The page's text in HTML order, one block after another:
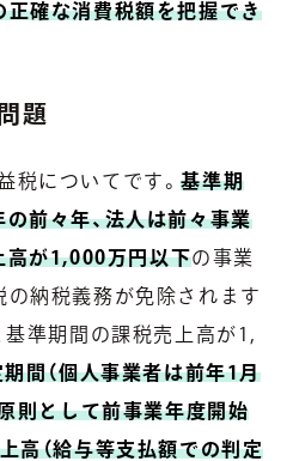
正確な消費税額を把握でき
題
税についてです。基準期
の前々年、法人は前々事業
高が1,000万円以下の事業
の納税義務が免除されます
基準期間の課税売上高が1,
期間（個人事業者は前年1月
則として前事業年度開始
高（給与等支払額での判定